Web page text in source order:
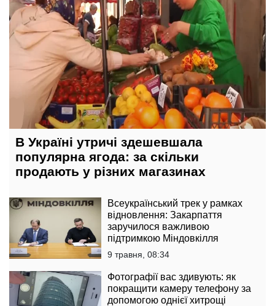
В Україні утричі здешевшала
популярна ягода: за скільки
продають у різних магазинах
Всеукраїнський трек у рамках
відновлення: Закарпаття
заручилося важливою
підтримкою Міндовкілля
9 травня, 08:34
Фотографії вас здивують: як
покращити камеру телефону за
допомогою однієї хитрощі